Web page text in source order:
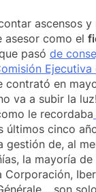
ascensos y
asesor como el
pasó de
contrató en
va a subir la luz!
le recordaba
últimos cinco
gestión de, al
la mayoría
Corporación,